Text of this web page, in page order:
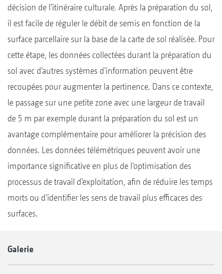
décision de l’itinéraire culturale. Après la préparation du sol,
il est facile de réguler le débit de semis en fonction de la
surface parcellaire sur la base de la carte de sol réalisée. Pour
cette étape, les données collectées durant la préparation du
sol avec d’autres systèmes d’information peuvent être
recoupées pour augmenter la pertinence. Dans ce contexte,
le passage sur une petite zone avec une largeur de travail
de 5 m par exemple durant la préparation du sol est un
avantage complémentaire pour améliorer la précision des
données. Les données télémétriques peuvent avoir une
importance significative en plus de l’optimisation des
processus de travail d’exploitation, afin de réduire les temps
morts ou d’identifier les sens de travail plus efficaces des
surfaces.
Galerie